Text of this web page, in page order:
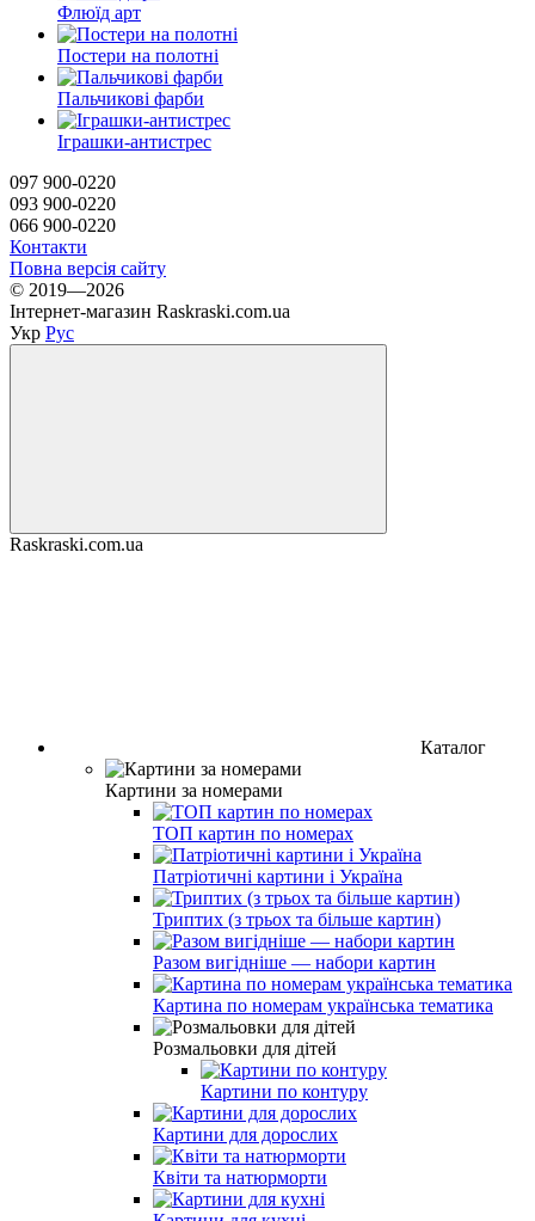
Флюїд арт
Постери на полотні
Пальчикові фарби
Іграшки-антистрес
097 900-0220
093 900-0220
066 900-0220
Контакти
Повна версія сайту
© 2019—2026
Інтернет-магазин Raskraski.com.ua
Укр Рус
Raskraski.com.ua
Каталог
Картини за номерами
ТОП картин по номерах
Патріотичні картини і Україна
Триптих (з трьох та більше картин)
Разом вигідніше — набори картин
Картина по номерам українська тематика
Розмальовки для дітей
Картини по контуру
Картини для дорослих
Квіти та натюрморти